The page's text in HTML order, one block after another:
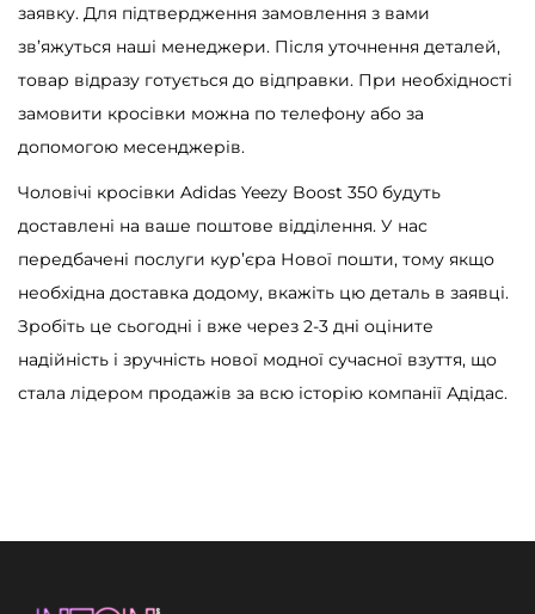
заявку. Для підтвердження замовлення з вами
зв’яжуться наші менеджери. Після уточнення деталей,
товар відразу готується до відправки. При необхідності
замовити кросівки можна по телефону або за
допомогою месенджерів.
Чоловічі кросівки Adidas Yeezy Boost 350 будуть
доставлені на ваше поштове відділення. У нас
передбачені послуги кур’єра Нової пошти, тому якщо
необхідна доставка додому, вкажіть цю деталь в заявці.
Зробіть це сьогодні і вже через 2-3 дні оціните
надійність і зручність нової модної сучасної взуття, що
стала лідером продажів за всю історію компанії Адідас.